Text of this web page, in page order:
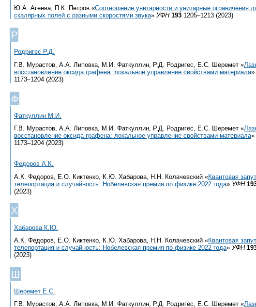
Ю.А. Агеева, П.К. Петров «Соотношение унитарности и унитарные ограничения
скалярных полей с разными скоростями звука» УФН 193 1205–1213 (2023)
Р
Родригес Р.Д.
Г.В. Мурастов, А.А. Липовка, М.И. Фаткуллин, Р.Д. Родригес, Е.С. Шеремет «
восстановление оксида графена: локальное управление свойствами материала»
1173–1204 (2023)
Ф
Фаткуллин М.И.
Г.В. Мурастов, А.А. Липовка, М.И. Фаткуллин, Р.Д. Родригес, Е.С. Шеремет «
восстановление оксида графена: локальное управление свойствами материала»
1173–1204 (2023)
Федоров А.К.
А.К. Федоров, Е.О. Киктенко, К.Ю. Хабарова, Н.Н. Колачевский «Квантовая
телепортация и случайность: Нобелевская премия по физике 2022 года» УФН
(2023)
Х
Хабарова К.Ю.
А.К. Федоров, Е.О. Киктенко, К.Ю. Хабарова, Н.Н. Колачевский «Квантовая
телепортация и случайность: Нобелевская премия по физике 2022 года» УФН
(2023)
Ш
Шеремет Е.С.
Г.В. Мурастов, А.А. Липовка, М.И. Фаткуллин, Р.Д. Родригес, Е.С. Шеремет «